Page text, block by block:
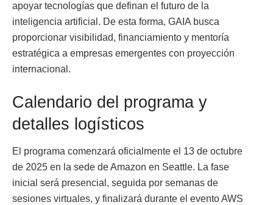
apoyar tecnologías que definan el futuro de la
inteligencia artificial. De esta forma, GAIA busca
proporcionar visibilidad, financiamiento y mentoría
estratégica a empresas emergentes con proyección
internacional.
Calendario del programa y
detalles logísticos
El programa comenzará oficialmente el 13 de octubre
de 2025 en la sede de Amazon en Seattle. La fase
inicial será presencial, seguida por semanas de
sesiones virtuales, y finalizará durante el evento AWS